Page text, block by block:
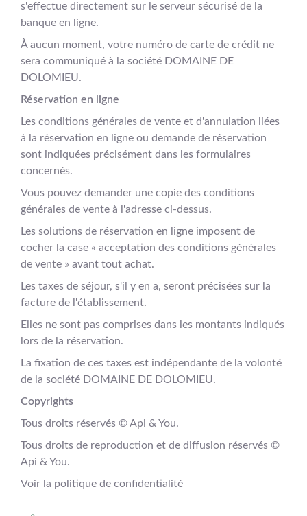
s'effectue directement sur le serveur sécurisé de la
banque en ligne.
À aucun moment, votre numéro de carte de crédit ne
sera communiqué à la société DOMAINE DE
DOLOMIEU.
Réservation en ligne
Les conditions générales de vente et d'annulation liées
à la réservation en ligne ou demande de réservation
sont indiquées précisément dans les formulaires
concernés.
Vous pouvez demander une copie des conditions
générales de vente à l'adresse ci-dessus.
Les solutions de réservation en ligne imposent de
cocher la case « acceptation des conditions générales
de vente » avant tout achat.
Les taxes de séjour, s'il y en a, seront précisées sur la
facture de l'établissement.
Elles ne sont pas comprises dans les montants indiqués
lors de la réservation.
La fixation de ces taxes est indépendante de la volonté
de la société DOMAINE DE DOLOMIEU.
Copyrights
Tous droits réservés © Api & You.
Tous droits de reproduction et de diffusion réservés ©
Api & You.
Voir la politique de confidentialité